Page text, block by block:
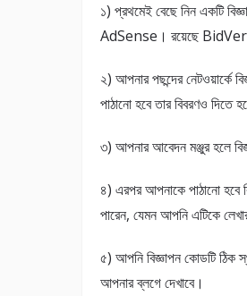
১) প্রথমেই বেছে নিন একটি
AdSense। রয়েছে
২) আপনার পছন্দের নেটওয়ার্কে
পাঠানো হবে তার বিবরণও দিতে
৩) আপনার আবেদন মঞ্জুর হলে
৪) এরপর আপনাকে পাঠানো
পারেন, যেমন আপনি এটিকে
৫) আপনি বিজ্ঞাপন কোডটি ঠিক
আপনার ব্লগে দেখাবে।